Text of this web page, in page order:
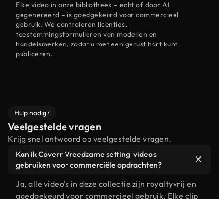
Elke video in onze bibliotheek – echt of door AI
gegenereerd – is goedgekeurd voor commercieel
gebruik. We controleren licenties,
toestemmingsformulieren van modellen en
handelsmerken, zodat u met een gerust hart kunt
publiceren.
Hulp nodig?
Veelgestelde vragen
Krijg snel antwoord op veelgestelde vragen.
Kan ik Coverr Vreedzame setting-video's
gebruiken voor commerciële opdrachten?
Ja, alle video's in deze collectie zijn royaltyvrij en
goedgekeurd voor commercieel gebruik. Elke clip